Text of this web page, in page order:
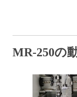
MR-250の